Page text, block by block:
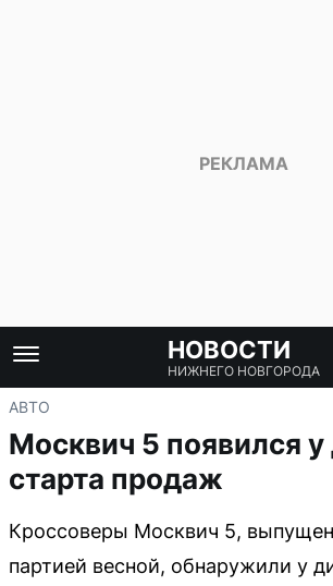
НОВОСТИ
НИЖНЕГО НОВГОРОДА
АВТО
Москвич 5 появился
старта продаж
Кроссоверы Москвич 5,
партией весной, обнаружили у